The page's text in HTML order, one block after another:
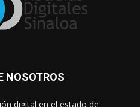
NOSOTROS
digital en el estado de